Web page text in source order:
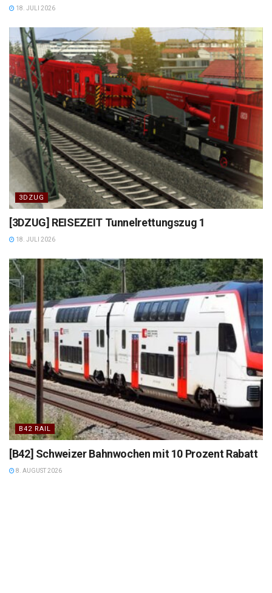
18. JULI 2026
3DZUG
[3DZUG] REISEZEIT Tunnelrettungszug 1
18. JULI 2026
B42 RAIL
[B42] Schweizer Bahnwochen mit 10 Prozent Rabatt
8. AUGUST 2026